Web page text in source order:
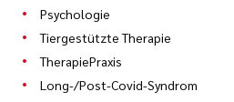
Psychologie
Tiergestützte Therapie
TherapiePraxis
Long-/Post-Covid-Syndrom